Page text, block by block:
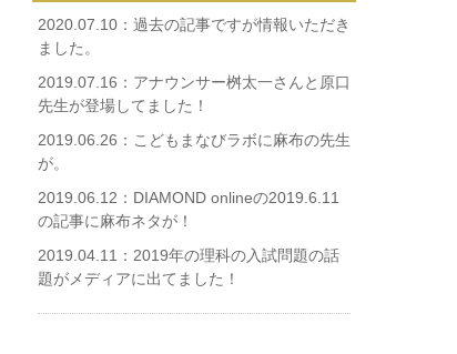
2020.07.10： 過去の記事ですが情報いただき
ました。
2019.07.16： アナウンサー桝太一さんと原口
先生が登場してました！
2019.06.26： こどもまなびラボに麻布の先生
が。
2019.06.12： DIAMOND onlineの2019.6.11
の記事に麻布ネタが！
2019.04.11： 2019年の理科の入試問題の話
題がメディアに出てました！